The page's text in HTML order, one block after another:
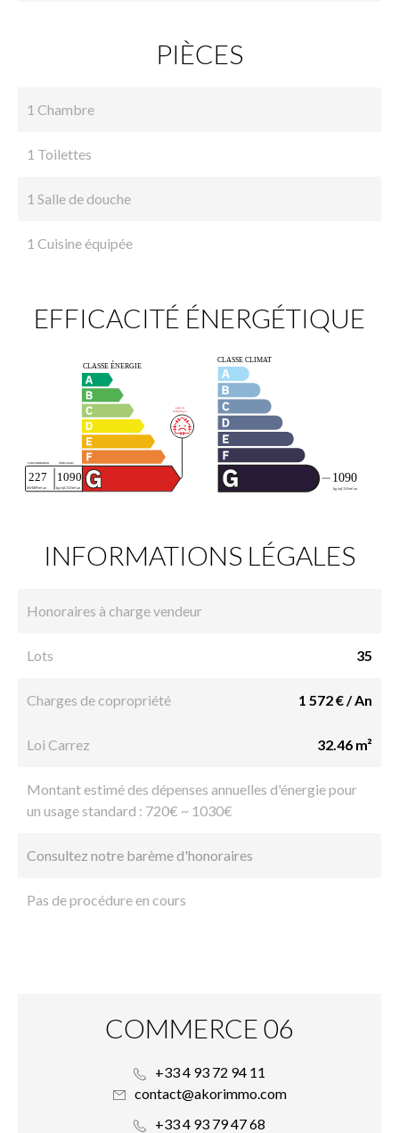
PIÈCES
1 Chambre
1 Toilettes
1 Salle de douche
1 Cuisine équipée
EFFICACITÉ ÉNERGÉTIQUE
INFORMATIONS LÉGALES
Honoraires à charge vendeur
Lots 35
Charges de copropriété 1 572 € / An
Loi Carrez 32.46 m²
Montant estimé des dépenses annuelles d'énergie pour
un usage standard : 720€ ~ 1030€
Consultez notre barème d'honoraires
Pas de procédure en cours
COMMERCE 06
+33 4 93 72 94 11
contact@akorimmo.com
+33 4 93 79 47 68